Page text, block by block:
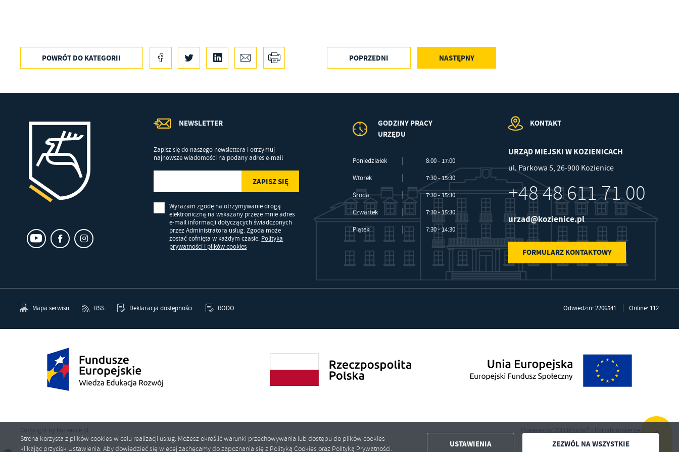
POWRÓT DO KATEGORII POPRZEDNI NASTĘPNY
NEWSLETTER
Zapisz się do naszego newslettera i otrzymuj
najnowsze wiadomości na podany adres e-mail
Wyrażam zgodę na otrzymywanie drogą
elektroniczną na wskazany przeze mnie adres
e-mail informacji dotyczących świadczonych
przez Administratora usług. Zgoda może
zostać cofnięta w każdym czasie. Polityka
prywatności i plików cookies
GODZINY PRACY
URZĘDU
Poniedziałek 8:00 - 17:00
Wtorek 7:30 - 15:30
Środa 7:30 - 15:30
Czwartek 7:30 - 15:30
Piątek 7:30 - 14:30
KONTAKT
URZĄD MIEJSKI W KOZIENICACH
ul. Parkowa 5, 26-900 Kozienice
+48 48 611 71 00
urzad@kozienice.pl
FORMULARZ KONTAKTOWY
Mapa serwisu RSS Deklaracja dostępności RODO Odwiedzin: 2206541 Online: 112
- Portale nowej generacji
Strona korzysta z plików cookies w celu realizacji usług. Możesz określić warunki przechowywania lub dostępu do plików cookies
klikając przycisk Ustawienia. Aby dowiedzieć się więcej zachęcamy do zapoznania się z Polityką Cookies oraz Polityką Prywatności.
USTAWIENIA ZEZWÓL NA WSZYSTKIE